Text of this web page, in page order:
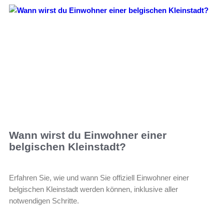
Wann wirst du Einwohner einer
belgischen Kleinstadt?
Erfahren Sie, wie und wann Sie offiziell Einwohner einer
belgischen Kleinstadt werden können, inklusive aller
notwendigen Schritte.